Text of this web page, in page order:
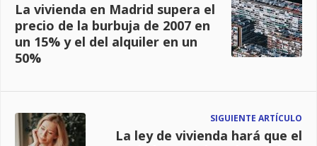
La vivienda en Madrid supera el
precio de la burbuja de 2007 en
un 15% y el del alquiler en un
50%
SIGUIENTE ARTÍCULO
La ley de vivienda hará que el